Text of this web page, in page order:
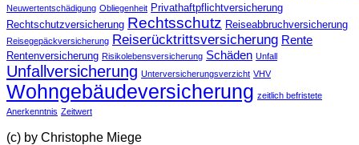
Neuwertentschädigung Obliegenheit Privathaftpflichtversicherung
Rechtschutzversicherung Rechtsschutz Reiseabbruchversicherung
Reisegepäckversicherung Reiserücktrittsversicherung Rente
Rentenversicherung Risikolebensversicherung Schäden Unfall
Unfallversicherung Unterversicherungsverzicht VHV
Wohngebäudeversicherung zeitlich befristete
Anerkenntnis Zeitwert
(c) by Christophe Miege